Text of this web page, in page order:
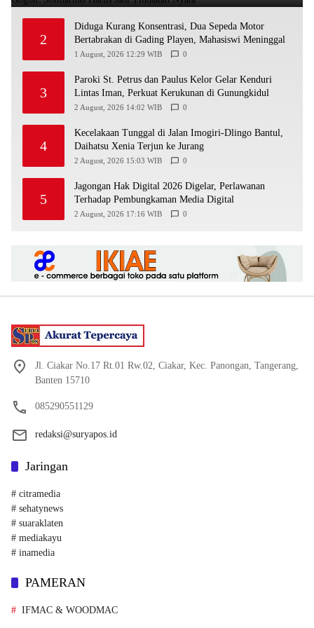
2
Diduga Kurang Konsentrasi, Dua Sepeda Motor
Bertabrakan di Gading Playen, Mahasiswi Meninggal
1 August, 2026 12:29 WIB 0
3
Paroki St. Petrus dan Paulus Kelor Gelar Kenduri
Lintas Iman, Perkuat Kerukunan di Gunungkidul
2 August, 2026 14:02 WIB 0
4
Kecelakaan Tunggal di Jalan Imogiri-Dlingo Bantul,
Daihatsu Xenia Terjun ke Jurang
2 August, 2026 15:03 WIB 0
5
Jagongan Hak Digital 2026 Digelar, Perlawanan
Terhadap Pembungkaman Media Digital
2 August, 2026 17:16 WIB 0
Jl. Ciakar No.17 Rt.01 Rw.02, Ciakar, Kec. Panongan, Tangerang,
Banten 15710
085290551129
redaksi@suryapos.id
Jaringan
# citramedia
# sehatynews
# suaraklaten
# mediakayu
# inamedia
PAMERAN
IFMAC & WOODMAC